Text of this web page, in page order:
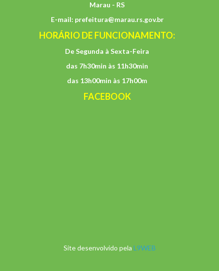
Marau - RS
E-mail: prefeitura@marau.rs.gov.br
HORÁRIO DE FUNCIONAMENTO:
De Segunda à Sexta-Feira
das 7h30min às 11h30min
das 13h00min às 17h00m
FACEBOOK
Site desenvolvido pela L9WEB